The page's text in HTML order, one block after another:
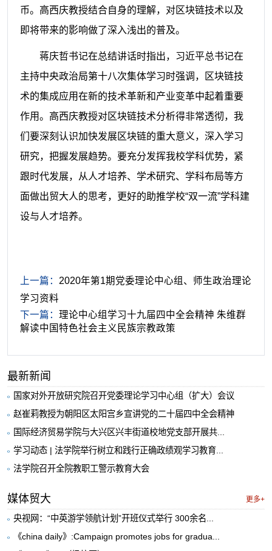
币。高西庆教授结合自身的理解，对区块链技术以及
即将带来的影响做了深入浅出的普及。
蒋庆哲书记在总结讲话时指出，习近平总书记在
主持中央政治局第十八次集体学习时强调，区块链技
术的集成应用在新的技术革新和产业变革中起着重要
作用。高西庆教授对区块链技术分析得非常透彻，我
们要深刻认识加快发展区块链的重大意义，深入学习
研究，把握发展趋势。要充分发挥我校学科优势，紧
跟时代发展，从人才培养、学术研究、学科布局等方
面做出贸大人的思考，更好的助推学校“双一流”学科建
设与人才培养。
上一篇： 2020年第1期党委理论中心组、师生政治理论
学习资料
下一篇： 理论中心组学习十九届四中全会精神 朱维群
解读中国特色社会主义民族宗教政策
最新新闻
国家对外开放研究院召开党委理论学习中心组（扩大）会议
赵崔莉教授为朝阳区太阳宫乡宣讲党的二十届四中全会精神
国际经济贸易学院与大兴区兴丰街道校地党支部开展共...
学习动态 | 法学院举行树立和践行正确政绩观学习教育...
法学院召开全院教职工警示教育大会
媒体贸大 更多+
央视网：“中英游学领航计划”开班仪式举行 300余名...
《china daily》:Campaign promotes jobs for gradua...